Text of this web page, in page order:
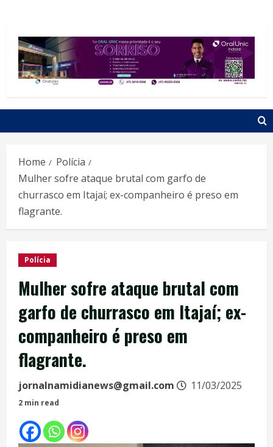
Home
Polícia
Mulher sofre ataque brutal com garfo de
churrasco em Itajaí; ex-companheiro é preso em
flagrante.
Polícia
Mulher sofre ataque brutal com
garfo de churrasco em Itajaí; ex-
companheiro é preso em
flagrante.
jornalnamidianews@gmail.com 11/03/2025
2 min read